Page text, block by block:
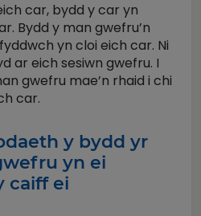
car, bydd y car yn
Bydd y man gwefru’n
yn cloi eich car. Ni
ar eich sesiwn gwefru. I
gwefru mae’n rhaid i chi
car.
y bydd yr
yn ei
caiff ei